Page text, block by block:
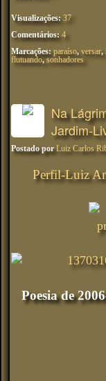
Visualizações: 37
Comentários: 4
Marcações: paraíso, versar,
flutuando,sonhadores
Na
Jardim-
Postado porLuiz Carlos
Perfil-Luiz
Poesia de